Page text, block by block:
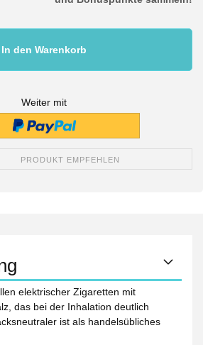
In den Warenkorb
Weiter mit
PRODUKT EMPFEHLEN
elektrischer Zigaretten mit
das bei der Inhalation deutlich
ist als handelsübliches